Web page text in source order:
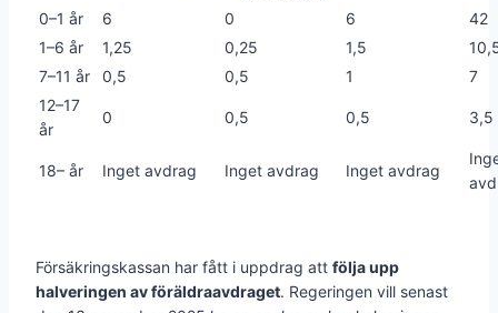
0–1 år 6 0 6
42
1–6 år
1,25 0,25 1,5
7–11 år
0,5 0,5 1
7
12–17
år
0 0,5 0,5 3,5
18– år Inget avdrag Inget avdrag Inget avdrag
Försäkringskassan har fått i uppdrag att följa upp
halveringen av föräldraavdraget. Regeringen vill senast